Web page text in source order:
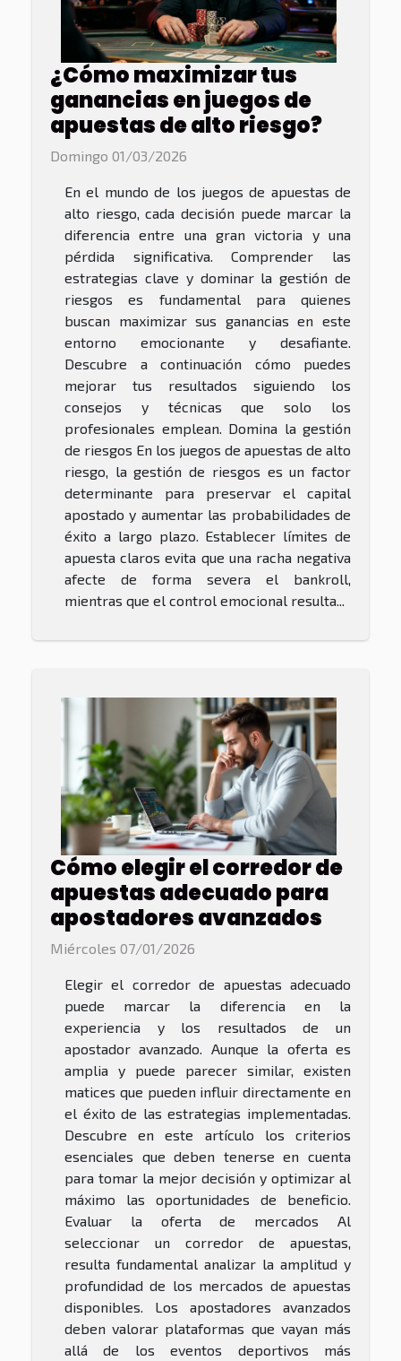
¿Cómo maximizar tus
ganancias en juegos de
apuestas de alto riesgo?
Domingo 01/03/2026
En el mundo de los juegos de apuestas de
alto riesgo, cada decisión puede marcar la
diferencia entre una gran victoria y una
pérdida significativa. Comprender las
estrategias clave y dominar la gestión de
riesgos es fundamental para quienes
buscan maximizar sus ganancias en este
entorno emocionante y desafiante.
Descubre a continuación cómo puedes
mejorar tus resultados siguiendo los
consejos y técnicas que solo los
profesionales emplean. Domina la gestión
de riesgos En los juegos de apuestas de alto
riesgo, la gestión de riesgos es un factor
determinante para preservar el capital
apostado y aumentar las probabilidades de
éxito a largo plazo. Establecer límites de
apuesta claros evita que una racha negativa
afecte de forma severa el bankroll,
mientras que el control emocional resulta...
Cómo elegir el corredor de
apuestas adecuado para
apostadores avanzados
Miércoles 07/01/2026
Elegir el corredor de apuestas adecuado
puede marcar la diferencia en la
experiencia y los resultados de un
apostador avanzado. Aunque la oferta es
amplia y puede parecer similar, existen
matices que pueden influir directamente en
el éxito de las estrategias implementadas.
Descubre en este artículo los criterios
esenciales que deben tenerse en cuenta
para tomar la mejor decisión y optimizar al
máximo las oportunidades de beneficio.
Evaluar la oferta de mercados Al
seleccionar un corredor de apuestas,
resulta fundamental analizar la amplitud y
profundidad de los mercados de apuestas
disponibles. Los apostadores avanzados
deben valorar plataformas que vayan más
allá de los eventos deportivos más